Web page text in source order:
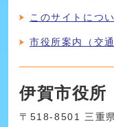
このサイトにつ
市役所案内（交
伊賀市役所
〒518-8501 三重